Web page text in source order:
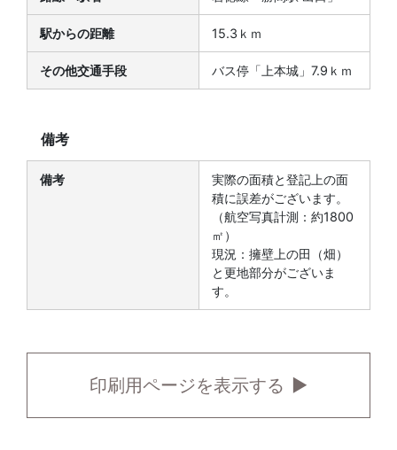
駅からの距離 15.3ｋｍ
その他交通手段 バス停「上本城」7.9ｋｍ
備考
備考
実際の面積と登記上の面
積に誤差がございます。
（航空写真計測：約1800
㎡）
現況：擁壁上の田（畑）
と更地部分がございま
す。
印刷用ページを表示する